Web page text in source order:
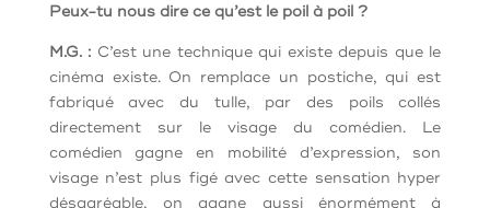
Peux-tu nous dire ce qu’est le poil à poil ?
M.G. : C’est une technique qui existe depuis que le
cinéma existe. On remplace un postiche, qui est
fabriqué avec du tulle, par des poils collés
directement sur le visage du comédien. Le
comédien gagne en mobilité d’expression, son
visage n’est plus figé avec cette sensation hyper
désagréable, on gagne aussi énormément à